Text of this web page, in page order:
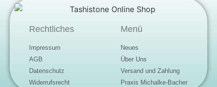
Rechtliches
Impressum
AGB
Datenschutz
Widerrufsrecht
Menü
Neues
Über Uns
Versand und Zahlung
Praxis Michalke-Bacher